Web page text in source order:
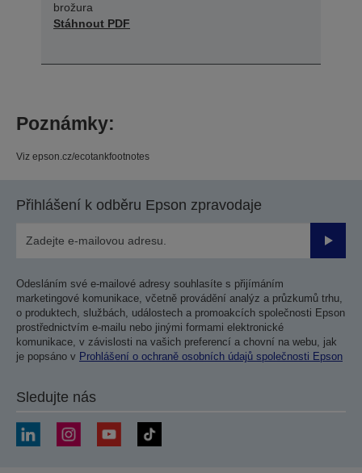
brožura
Stáhnout PDF
Poznámky:
Viz epson.cz/ecotankfootnotes
Přihlášení k odběru Epson zpravodaje
Odesláním své e-mailové adresy souhlasíte s přijímáním
marketingové komunikace, včetně provádění analýz a průzkumů trhu,
o produktech, službách, událostech a promoakcích společnosti Epson
prostřednictvím e-mailu nebo jinými formami elektronické
komunikace, v závislosti na vašich preferencí a chovní na webu, jak
je popsáno v Prohlášení o ochraně osobních údajů společnosti Epson
Sledujte nás